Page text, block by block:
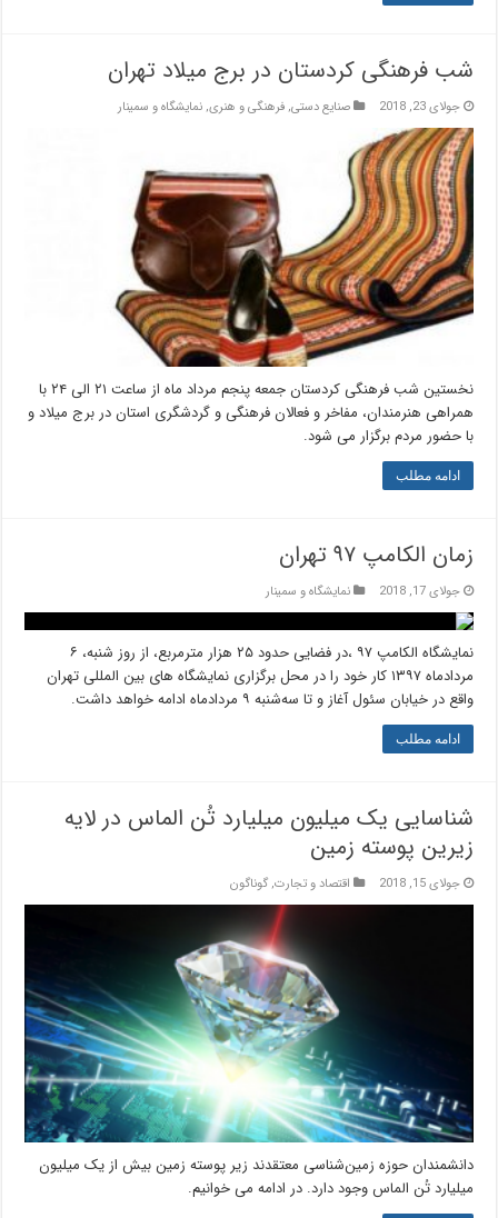
شب فرهنگی کردستان در برج میلاد تهران
جولای 23, 2018 صنایع دستی,فرهنگی و هنری,نمایشگاه و سمینار
نخستین شب فرهنگی کردستان جمعه پنجم مرداد ماه از ساعت ۲۱ الی ۲۴ با
همراهی هنرمندان، مفاخر و فعالان فرهنگی و گردشگری استان در برج میلاد و
با حضور مردم برگزار می شود.
ادامه مطلب
زمان الکامپ ۹۷ تهران
جولای 17, 2018 نمایشگاه و سمینار
نمایشگاه الکامپ ۹۷ ،در فضایی حدود ۲۵ هزار مترمربع، از روز ‌شنبه، ۶
مردادماه ۱۳۹۷ کار خود را در محل برگزاری نمایشگاه های بین المللی تهران
واقع در خیابان سئول آغاز و تا سه‌شنبه ۹ مردادماه ادامه خواهد داشت.
ادامه مطلب
شناسایی یک میلیون میلیارد تُن الماس در لایه
زیرین پوسته زمین
جولای 15, 2018 اقتصاد و تجارت,گوناگون
دانشمندان حوزه زمین‌شناسی معتقدند زیر پوسته زمین بیش از یک میلیون
میلیارد تُن الماس وجود دارد. در ادامه می خوانیم.